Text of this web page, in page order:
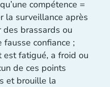
compétence =
la surveillance après
des brassards ou
confiance ;
est fatigué, a froid ou
de ces points
et brouille la